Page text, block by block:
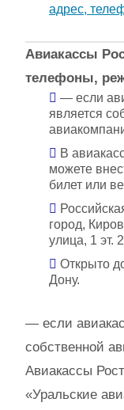
адрес,
Авиакассы
телефоны,
— если
является
В
можете
билет или
город,
улица, 1 эт.
Открыто
Дону.
— если
собственной
Авиакассы
«Уральские